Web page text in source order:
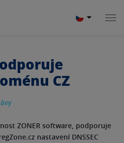
CZ
ZONER software, podporuje
nastavení DNSSEC